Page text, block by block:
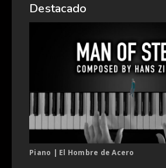
Destacado
Piano | El Hombre de Acero